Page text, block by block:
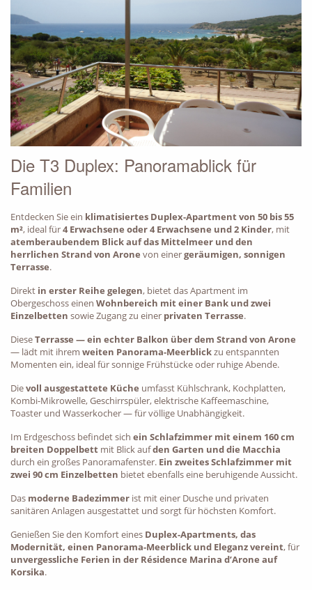
BACK
Die T3 Duplex: Panoramablick für
Familien
Entdecken Sie ein klimatisiertes Duplex-Apartment von 50 bis 55
m², ideal für4 Erwachsene oder 4 Erwachsene und 2 Kinder, mit
atemberaubendem Blick auf das Mittelmeer und den
herrlichen Strand von Arone von einergeräumigen, sonnigen
Terrasse.
Direkt in erster Reihe gelegen, bietet das Apartment im
Obergeschoss einen Wohnbereich mit einer Bank und zwei
Einzelbetten sowie Zugang zu einer privaten Terrasse.
DieseTerrasse — ein echter Balkon über dem Strand von Arone
— lädt mit ihrem weiten Panorama-Meerblickzu entspannten
Momenten ein, ideal für sonnige Frühstücke oder ruhige Abende.
Dievoll ausgestattete Küche umfasst Kühlschrank, Kochplatten,
Kombi-Mikrowelle, Geschirrspüler, elektrische Kaffeemaschine,
Toaster und Wasserkocher — für völlige Unabhängigkeit.
Im Erdgeschoss befindet sich ein Schlafzimmer mit einem 160 cm
breiten Doppelbett mit Blick aufden Garten und die Macchia
durch ein großes Panoramafenster. Ein zweites Schlafzimmer mit
zwei 90 cm Einzelbetten bietet ebenfalls eine beruhigende Aussicht.
Das moderne Badezimmer ist mit einer Dusche und privaten
sanitären Anlagen ausgestattet und sorgt für höchsten Komfort.
Genießen Sie den Komfort eines Duplex-Apartments, das
Modernität, einen Panorama-Meerblick und Eleganz vereint, für
unvergessliche Ferien in der Résidence Marina d’Arone auf
Korsika.